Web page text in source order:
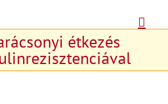
étkezés